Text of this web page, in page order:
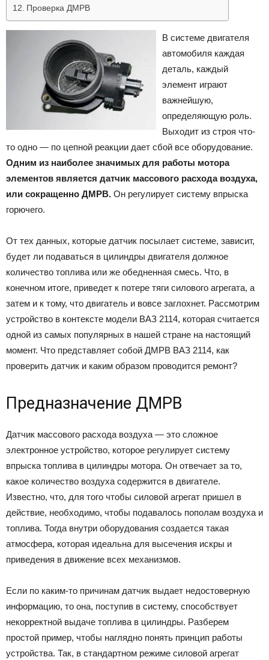
Проверка ДМРВ
В системе двигателя
автомобиля каждая
деталь, каждый
элемент играют
важнейшую,
определяющую роль.
Выходит из строя что-
то одно — по цепной реакции дает сбой все оборудование.
Одним из наиболее значимых для работы мотора
элементов является датчик массового расхода воздуха,
или сокращенно ДМРВ. Он регулирует систему впрыска
горючего.
От тех данных, которые датчик посылает системе, зависит,
будет ли подаваться в цилиндры двигателя должное
количество топлива или же обедненная смесь. Что, в
конечном итоге, приведет к потере тяги силового агрегата, а
затем и к тому, что двигатель и вовсе заглохнет. Рассмотрим
устройство в контексте модели ВАЗ 2114, которая считается
одной из самых популярных в нашей стране на настоящий
момент. Что представляет собой ДМРВ ВАЗ 2114, как
проверить датчик и каким образом проводится ремонт?
Предназначение ДМРВ
Датчик массового расхода воздуха — это сложное
электронное устройство, которое регулирует систему
впрыска топлива в цилиндры мотора. Он отвечает за то,
какое количество воздуха содержится в двигателе.
Известно, что, для того чтобы силовой агрегат пришел в
действие, необходимо, чтобы подавалось пополам воздуха и
топлива. Тогда внутри оборудования создается такая
атмосфера, которая идеальна для высечения искры и
приведения в движение всех механизмов.
Если по каким-то причинам датчик выдает недостоверную
информацию, то она, поступив в систему, способствует
некорректной выдаче топлива в цилиндры. Разберем
простой пример, чтобы наглядно понять принцип работы
устройства. Так, в стандартном режиме силовой агрегат